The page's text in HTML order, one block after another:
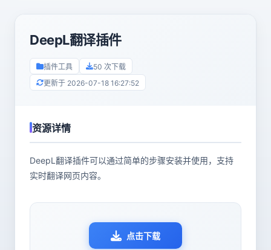
DeepL翻译插件
插件工具
50 次下载
更新于 2026-07-18 16:27:52
资源详情
DeepL翻译插件可以通过简单的步骤安装并使用，支持
实时翻译网页内容。
点击下载